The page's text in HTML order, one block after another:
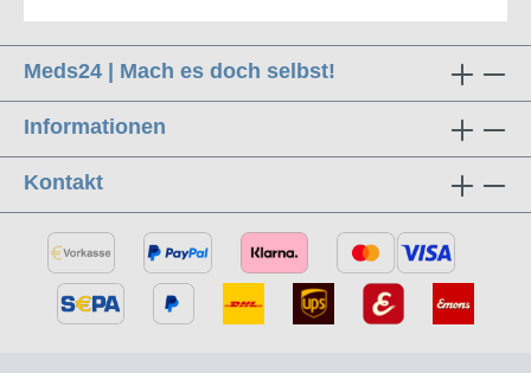
Meds24 | Mach es doch selbst!
Informationen
Kontakt